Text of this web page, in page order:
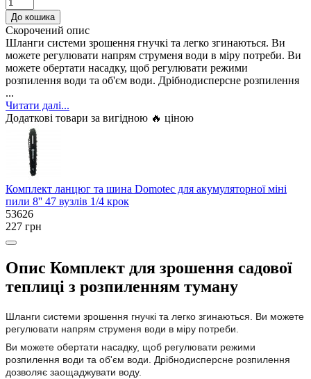
До кошика
Скорочений опис
Шланги системи зрошення гнучкі та легко згинаються. Ви
можете регулювати напрям струменя води в міру потреби. Ви
можете обертати насадку, щоб регулювати режими
розпилення води та об'єм води. Дрібнодисперсне розпилення
...
Читати далі...
Додаткові товари за вигідною 🔥 ціною
Комплект ланцюг та шина Domotec для акумуляторної міні
пили 8'' 47 вузлів 1/4 крок
53626
227 грн
Опис Комплект для зрошення садової
теплиці з розпиленням туману
Шланги системи зрошення гнучкі та легко згинаються. Ви можете
регулювати напрям струменя води в міру потреби.
Ви можете обертати насадку, щоб регулювати режими
розпилення води та об'єм води. Дрібнодисперсне розпилення
дозволяє заощаджувати воду.